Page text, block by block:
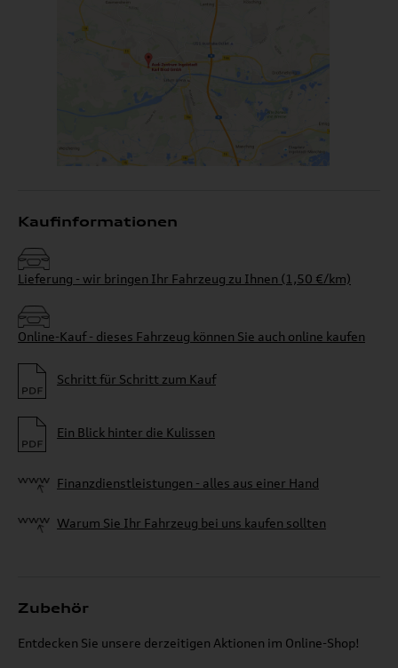
Kaufinformationen
Lieferung - wir bringen Ihr Fahrzeug zu Ihnen (1,50 €/km)
Online-Kauf - dieses Fahrzeug können Sie auch online kaufen
Schritt für Schritt zum Kauf
Ein Blick hinter die Kulissen
Finanzdienstleistungen - alles aus einer Hand
Warum Sie Ihr Fahrzeug bei uns kaufen sollten
Zubehör
Entdecken Sie unsere derzeitigen Aktionen im Online-Shop!